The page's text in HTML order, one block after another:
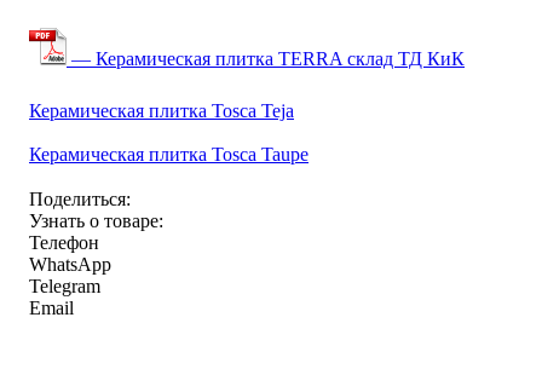
— Керамическая плитка TERRA склад ТД КиК
Керамическая плитка Tosca Teja
Керамическая плитка Tosca Taupe
Поделиться:
Узнать о товаре:
Телефон
WhatsApp
Telegram
Email